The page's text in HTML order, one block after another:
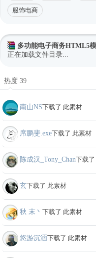
服饰电商
多功能电子商务HTML5
正在加载文件目录...
热度 39
南山NS下载了 此素材
席鹏斐.exe下载了 此素材
陈成汉_Tony_Chan下载
玄下载了 此素材
秋 末丶 下载了 此素材
悠游沉湎下载了 此素材